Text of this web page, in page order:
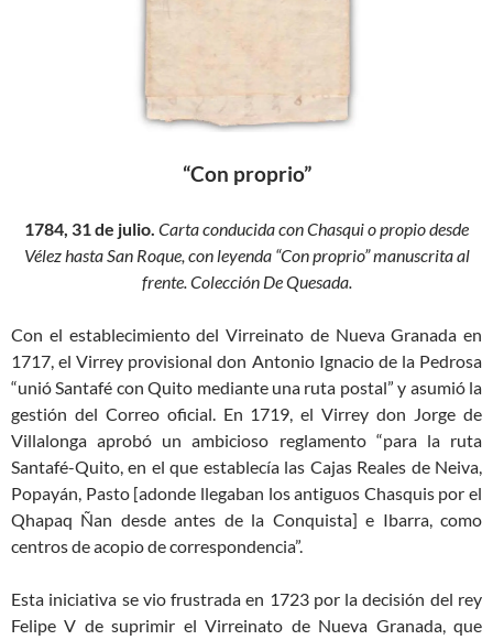
“Con proprio”
1784, 31 de julio. Carta conducida con Chasqui o propio desde
Vélez hasta San Roque, con leyenda “Con proprio” manuscrita al
frente. Colección De Quesada.
Con el establecimiento del Virreinato de Nueva Granada en
1717, el Virrey provisional don Antonio Ignacio de la Pedrosa
“unió Santafé con Quito mediante una ruta postal” y asumió la
gestión del Correo oficial. En 1719, el Virrey don Jorge de
Villalonga aprobó un ambicioso reglamento “para la ruta
Santafé-Quito, en el que establecía las Cajas Reales de Neiva,
Popayán, Pasto [adonde llegaban los antiguos Chasquis por el
Qhapaq Ñan desde antes de la Conquista] e Ibarra, como
centros de acopio de correspondencia”.
Esta iniciativa se vio frustrada en 1723 por la decisión del rey
Felipe V de suprimir el Virreinato de Nueva Granada, que